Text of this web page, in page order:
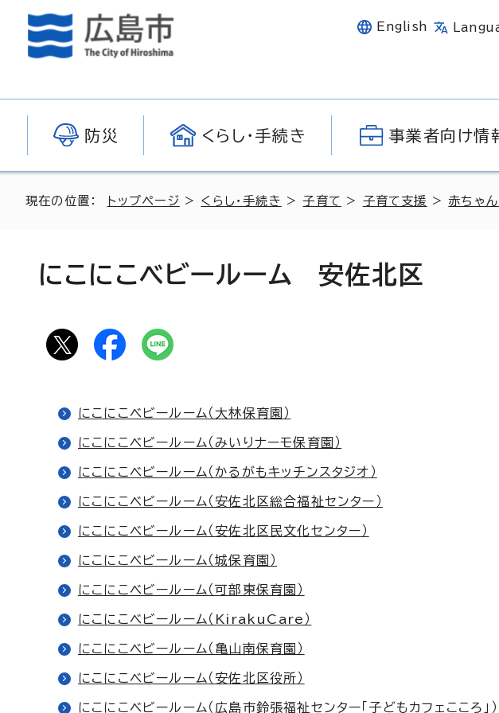
English
防災 くらし・手続き 事業者向け情
現在の位置： トップページ > くらし・手続き >子育て > 子育て支援 >赤ちゃ
にこにこベビールーム 安佐北区
にこにこベビールーム（大林保育園）
にこにこベビールーム（みいりナーモ保育園）
にこにこベビールーム（かるがもキッチンスタジオ）
にこにこベビールーム（安佐北区総合福祉センター）
にこにこベビールーム（安佐北区民文化センター）
にこにこベビールーム（城保育園）
にこにこベビールーム（可部東保育園）
にこにこベビールーム（KirakuCare）
にこにこベビールーム（亀山南保育園）
にこにこベビールーム（安佐北区役所）
にこにこベビールーム（広島市鈴張福祉センター「子どもカフェこころ」）